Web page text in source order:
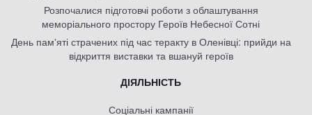
Розпочалися підготовчі роботи з облаштування
меморіального простору Героїв Небесної Сотні
День памʼяті страчених під час теракту в Оленівці: прийди на
відкриття виставки та вшануй героїв
ДІЯЛЬНІСТЬ
Соціальні кампанії